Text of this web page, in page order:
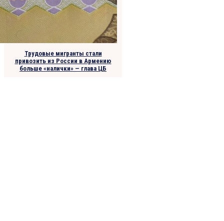
Трудовые мигранты стали
привозить из России в Армению
больше «налички» — глава ЦБ